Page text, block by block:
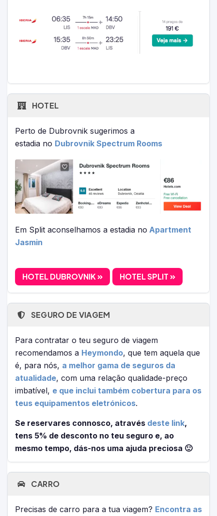
HOTEL
Perto de Dubrovnik sugerimos a
estadia no Dubrovnik Spectrum Rooms
Em Split aconselhamos a estadia no Apartment
Jasmin
HOTEL DUBROVNIK HOTEL SPLIT
SEGURO DE VIAGEM
Para contratar o teu seguro de viagem
recomendamos a Heymondo, que tem aquela que
é, para nós, a melhor gama de seguros da
atualidade, com uma relação qualidade-preço
imbatível, e que inclui também cobertura para os
teus equipamentos eletrónicos.
Se reservares connosco, através deste link,
tens 5% de desconto no teu seguro e, ao
mesmo tempo, dás-nos uma ajuda preciosa 🙂
CARRO
Precisas de carro para a tua viagem? Encontra as